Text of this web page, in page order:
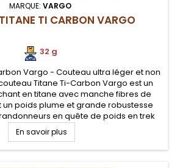
MARQUE: VARGO
TI CARBON VARGO
32 g
Vargo - Couteau ultra léger et non
Titane Ti-Carbon Vargo est un
en titane avec manche fibres de
poids plume et grande robustesse
en quête de poids en trek
En savoir plus